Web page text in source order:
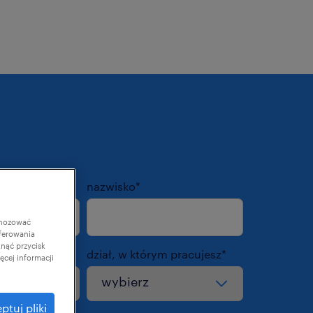
nazwisko*
* dział, w którym pracujesz*
przycisk
informacji
pliki